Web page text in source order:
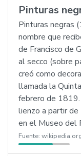
Pinturas
Pinturas negras
nombre que
de Francisco de
al secco (sobre
creó como
llamada la
febrero de
lienzo a partir
en el Museo del
Fuente: